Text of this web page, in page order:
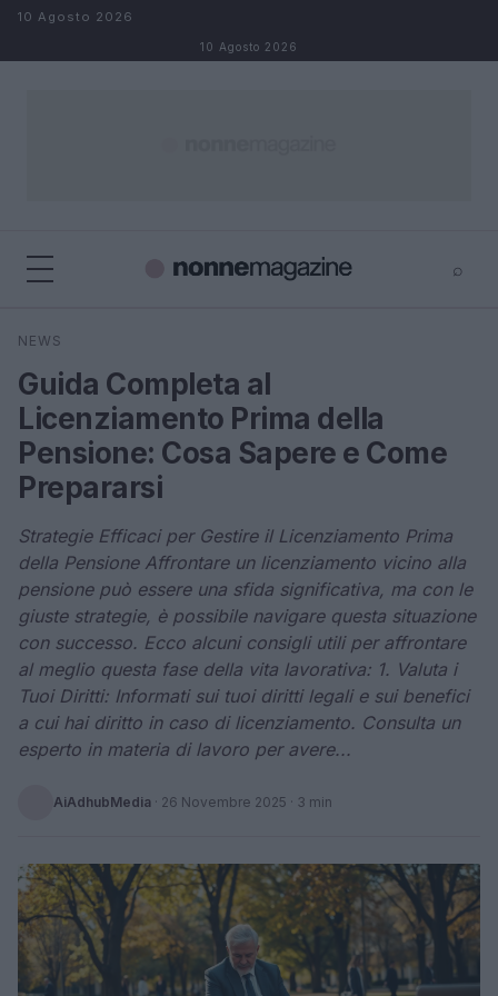
Salta al contenuto
10 Agosto 2026
10 Agosto 2026
⌕
Cerca
NEWS
Guida Completa al
Licenziamento Prima della
Pensione: Cosa Sapere e Come
Prepararsi
Strategie Efficaci per Gestire il Licenziamento Prima
della Pensione Affrontare un licenziamento vicino alla
pensione può essere una sfida significativa, ma con le
giuste strategie, è possibile navigare questa situazione
con successo. Ecco alcuni consigli utili per affrontare
al meglio questa fase della vita lavorativa: 1. Valuta i
Tuoi Diritti: Informati sui tuoi diritti legali e sui benefici
a cui hai diritto in caso di licenziamento. Consulta un
esperto in materia di lavoro per avere...
AiAdhubMedia · 26 Novembre 2025 · 3 min